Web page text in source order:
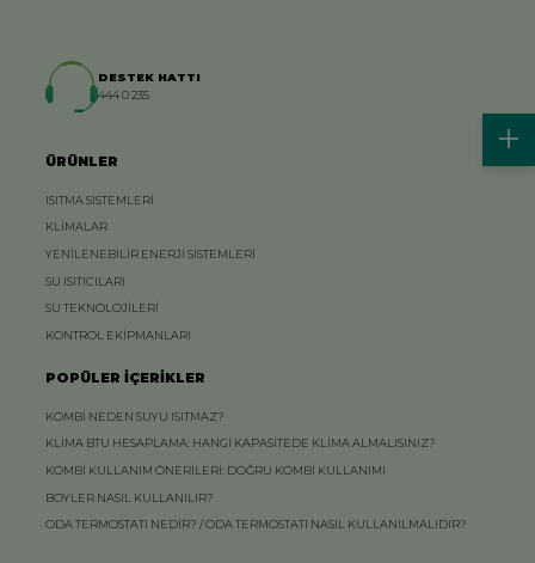
DESTEK HATTI
444 0 235
ÜRÜNLER
ISITMA SİSTEMLERİ
KLİMALAR
YENİLENEBİLİR ENERJİ SİSTEMLERİ
SU ISITICILARI
SU TEKNOLOJİLERİ
KONTROL EKİPMANLARI
POPÜLER İÇERİKLER
KOMBİ NEDEN SUYU ISITMAZ?
KLİMA BTU HESAPLAMA: HANGİ KAPASİTEDE KLİMA ALMALISINIZ?
KOMBİ KULLANIM ÖNERİLERİ: DOĞRU KOMBİ KULLANIMI
BOYLER NASIL KULLANILIR?
ODA TERMOSTATI NEDİR? / ODA TERMOSTATI NASIL KULLANILMALIDIR?